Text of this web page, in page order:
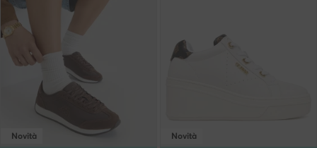
Novità Novità